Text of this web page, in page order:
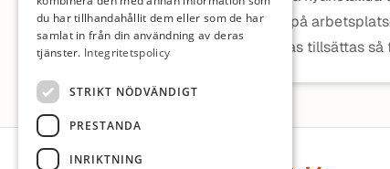
som används på
Tjänsten ämnas tillsättas
Sidfot
du har tillhandahållit dem eller som de har
samlat in från din användning av deras
tjänster. Integritetspolicy
STRIKT NÖDVÄNDIGT
PRESTANDA
INRIKTNING